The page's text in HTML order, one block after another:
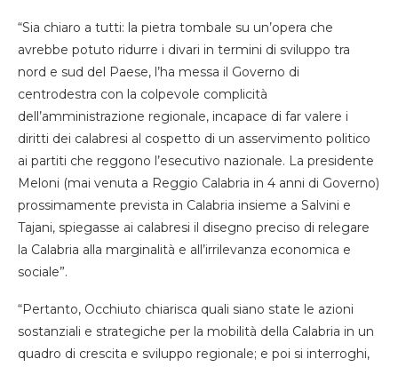
“Sia chiaro a tutti: la pietra tombale su un’opera che
avrebbe potuto ridurre i divari in termini di sviluppo tra
nord e sud del Paese, l’ha messa il Governo di
centrodestra con la colpevole complicità
dell’amministrazione regionale, incapace di far valere i
diritti dei calabresi al cospetto di un asservimento politico
ai partiti che reggono l’esecutivo nazionale. La presidente
Meloni (mai venuta a Reggio Calabria in 4 anni di Governo)
prossimamente prevista in Calabria insieme a Salvini e
Tajani, spiegasse ai calabresi il disegno preciso di relegare
la Calabria alla marginalità e all’irrilevanza economica e
sociale”.
“Pertanto, Occhiuto chiarisca quali siano state le azioni
sostanziali e strategiche per la mobilità della Calabria in un
quadro di crescita e sviluppo regionale; e poi si interroghi,